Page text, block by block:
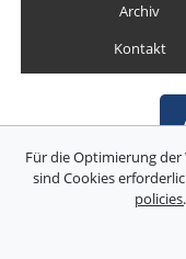
Archiv
Kontakt
Copyright ©
Folgen Sie
Für die Optimierung der
sind Cookies